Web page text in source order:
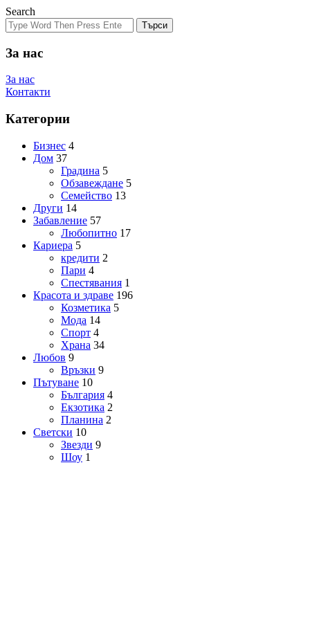
Search
Търси
За нас
За нас
Контакти
Категории
Бизнес 4
Дом 37
Градина 5
Обзавеждане 5
Семейство 13
Други 14
Забавление 57
Любопитно 17
Кариера 5
кредити 2
Пари 4
Спестявания 1
Красота и здраве 196
Козметика 5
Мода 14
Спорт 4
Храна 34
Любов 9
Връзки 9
Пътуване 10
България 4
Екзотика 2
Планина 2
Светски 10
Звезди 9
Шоу 1